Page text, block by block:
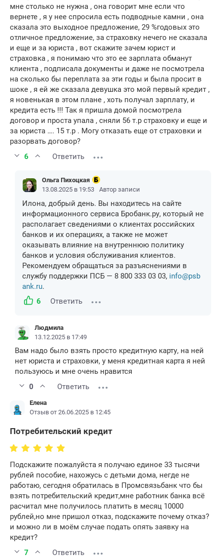
мне столько не нужна , она говорит мне если что
вернете , я у нее спросила есть подводные камни , она
сказала это выходное предложение, 29 %годовых это
отличное предложение, за страховку нечего не сказала
и еще и за юриста , вот скажите зачем юрист и
страховка , я понимаю что это ее зарплата обманут
клиента , подписала документы и даже не посмотрела
на сколько бы переплата за эти годы и была просит в
шоке , я ей же сказала девушка это мой первый кредит ,
я новенькая в этом плане , хоть получал зарплату, и
кредита есть !!! Так я пришла домой посмотрела
договор и проста упала , сняли 56 т.р страховку и еще и
за юриста …. 15 т.р . Могу отказать еще от страховки и
разорвать договор?
6
Ответить
Ольга Пихоцкая
13.08.2025 в 19:53
Автор записи
Илона, добрый день. Вы находитесь на сайте
информационного сервиса Бробанк.ру, который не
располагает сведениями о клиентах российских
банков и их операциях, а также не может
оказывать влияние на внутреннюю политику
банков и условия обслуживания клиентов.
Рекомендуем обращаться за разъяснениями в
службу поддержки ПСБ — 8 800 333 03 03, info@psb
ank.ru.
6
Ответить
Людмила
13.12.2025 в 17:49
Вам надо было взять просто кредитную карту, на ней
нет юриста и страховки, у меня кредитная карта я ней
пользуюсь и мне очень нравится
0
Ответить
Елена
Отзыв от 26.06.2025 в 12:45
Потребительский кредит
Подскажите пожалуйста я получаю единое 33 тысячи
рублей пособие, нахожусь с детьми дома, негде не
работаю, сегодня обратилась в Промсвязьбанк что бы
взять потребительский кредит,мне работник банка всё
расчитал мне получилось платить в месяц 10000
рублей,но мне пришол отказ, подскажите почему отказ?
и можно ли в моём случае подать опять заявку на
кредит?
7
Ответить